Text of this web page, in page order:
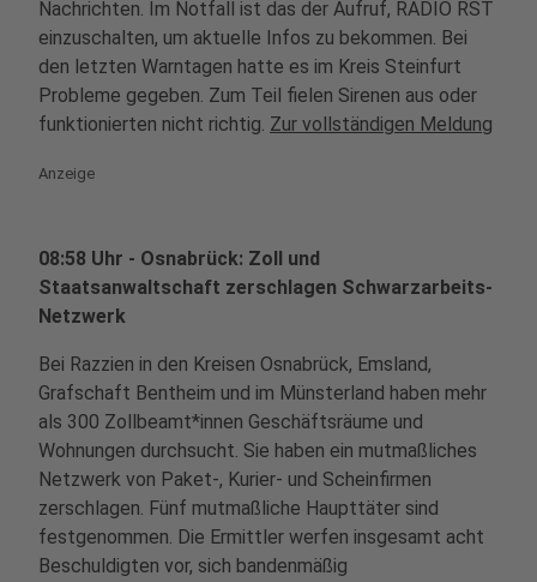
Nachrichten. Im Notfall ist das der Aufruf, RADIO RST
einzuschalten, um aktuelle Infos zu bekommen. Bei
den letzten Warntagen hatte es im Kreis Steinfurt
Probleme gegeben. Zum Teil fielen Sirenen aus oder
funktionierten nicht richtig. Zur vollständigen Meldung
Anzeige
08:58 Uhr - Osnabrück: Zoll und
Staatsanwaltschaft zerschlagen Schwarzarbeits-
Netzwerk
Bei Razzien in den Kreisen Osnabrück, Emsland,
Grafschaft Bentheim und im Münsterland haben mehr
als 300 Zollbeamt*innen Geschäftsräume und
Wohnungen durchsucht. Sie haben ein mutmaßliches
Netzwerk von Paket-, Kurier- und Scheinfirmen
zerschlagen. Fünf mutmaßliche Haupttäter sind
festgenommen. Die Ermittler werfen insgesamt acht
Beschuldigten vor, sich bandenmäßig